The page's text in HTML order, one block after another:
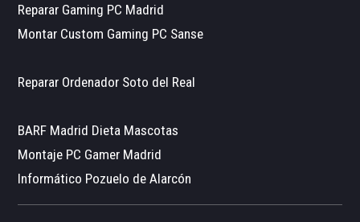
Reparar Gaming PC Madrid
Montar Custom Gaming PC Sanse
Reparar Ordenador Soto del Real
BARF Madrid Dieta Mascotas
Montaje PC Gamer Madrid
Informático Pozuelo de Alarcón